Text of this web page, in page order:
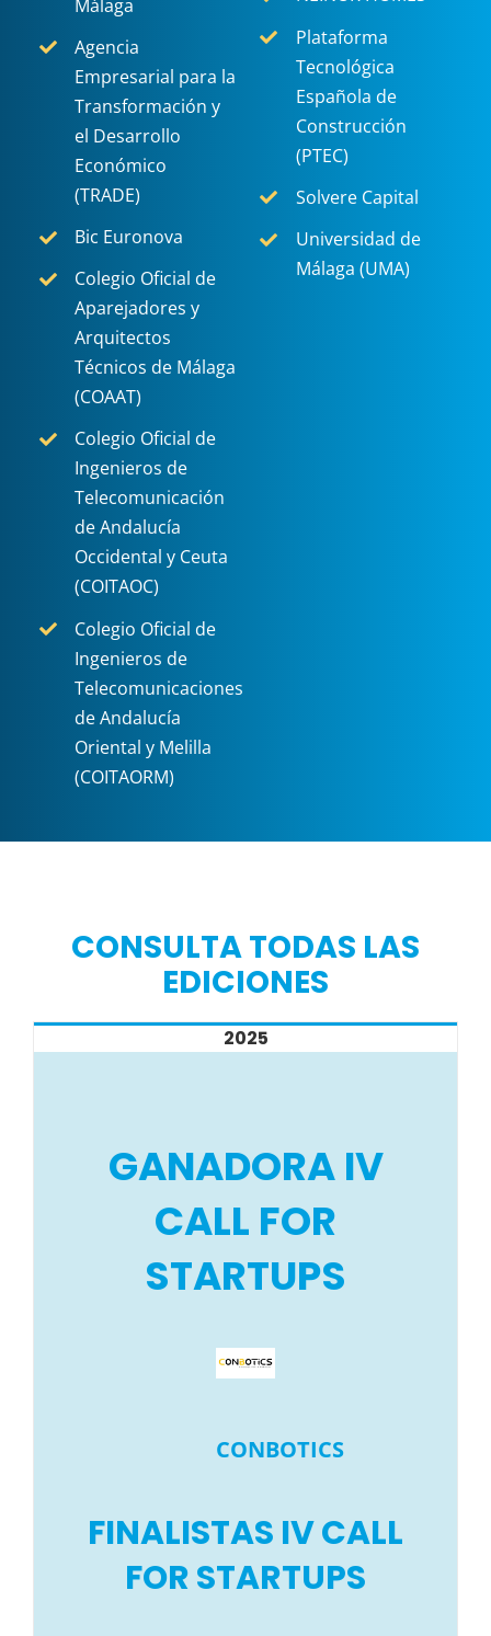
Málaga
Agencia
Empresarial para la
Transformación y
el Desarrollo
Económico
(TRADE)
Bic Euronova
Colegio Oficial de
Aparejadores y
Arquitectos
Técnicos de Málaga
(COAAT)
Colegio Oficial de
Ingenieros de
Telecomunicación
de Andalucía
Occidental y Ceuta
(COITAOC)
Colegio Oficial de
Ingenieros de
Telecomunicaciones
de Andalucía
Oriental y Melilla
(COITAORM)
Plataforma
Tecnológica
Española de
Construcción
(PTEC)
Solvere Capital
Universidad de
Málaga (UMA)
CONSULTA TODAS LAS
EDICIONES
2025
GANADORA IV
CALL FOR
STARTUPS
CONBOTICS
FINALISTAS IV CALL
FOR STARTUPS